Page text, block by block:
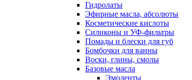
Гидролаты
Эфирные масла, абсолюты
Косметические кислоты
Силиконы и УФ-фильтры
Помады и блески для губ
Бомбочки для ванны
Воски, глины, смолы
Базовые масла
Эмоленты